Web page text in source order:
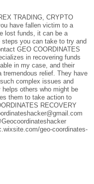
TRADING, CRYPTO
have fallen victim to a
lost funds, it can be a
you can take to try and
GEO COORDINATES
in recovering funds
in my case, and their
relief. They have
complex issues and
others who might be
them to take action to
RECOVERY
geo-coordinates-